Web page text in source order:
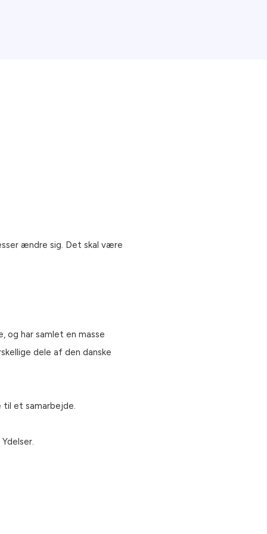
ændre sig. Det skal være
og har samlet en masse
dele af den danske
til et samarbejde.
Ydelser.